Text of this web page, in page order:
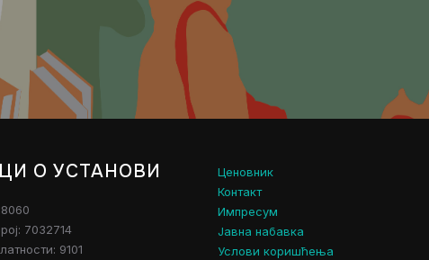
О УСТАНОВИ
7032714
9101
Ценовник
Контакт
Импресум
Јавна набавка
Услови коришћења